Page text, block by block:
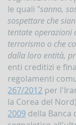
la
sicurezza
internazionale
Indicatori,
schemi
comunicazioni
inerenti
profili
di
anomalia
le quali "sanno,
sospettare che
tentate operazioni
terrorismo o che
dalla loro entità,
enti creditizi e
regolamenti
267/2012 per
la Corea del
2009 della Banca